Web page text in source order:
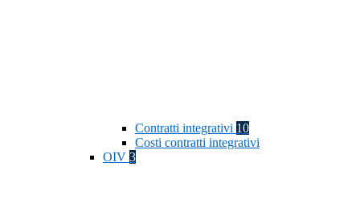
Contratti integrativi 10
Costi contratti integrativi
OIV 3